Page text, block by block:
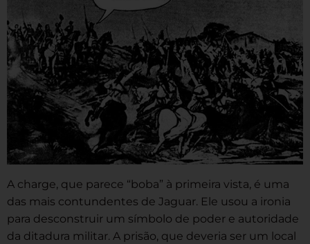
A charge, que parece “boba” à primeira vista, é uma
das mais contundentes de Jaguar. Ele usou a ironia
para desconstruir um símbolo de poder e autoridade
da ditadura militar. A prisão, que deveria ser um local